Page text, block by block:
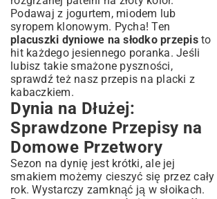
Podawaj z jogurtem, miodem lub
syropem klonowym. Pycha! Ten
placuszki dyniowe na słodko przepisto
hit każdego jesiennego poranka. Jeśli
lubisz takie smażone pyszności,
sprawdź też nasz przepis na placki z
kabaczkiem.
Dynia na Dłużej:
Sprawdzone Przepisy na
Domowe Przetwory
Sezon na dynię jest krótki, ale jej
smakiem możemy cieszyć się przez cały
rok. Wystarczy zamknąć ją w słoikach.